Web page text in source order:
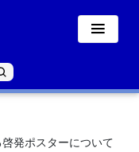
発ポスターについて